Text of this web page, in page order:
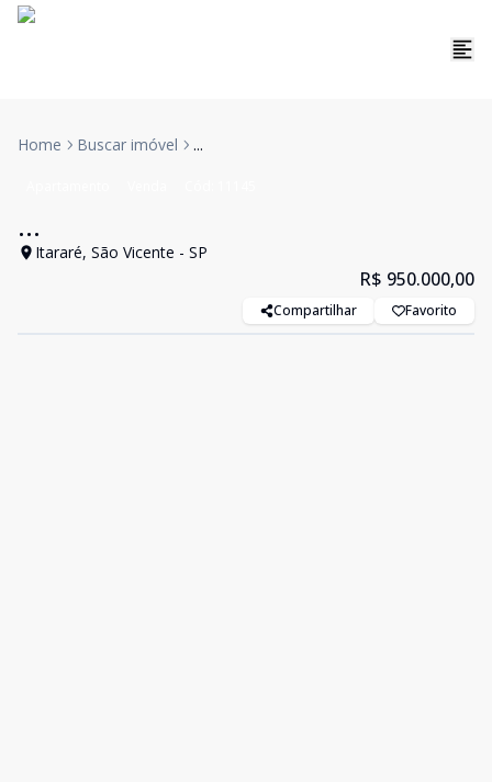
Home Buscar imóvel ...
...
Itararé, São Vicente - SP
R$ 950.000,00
Compartilhar Favorito